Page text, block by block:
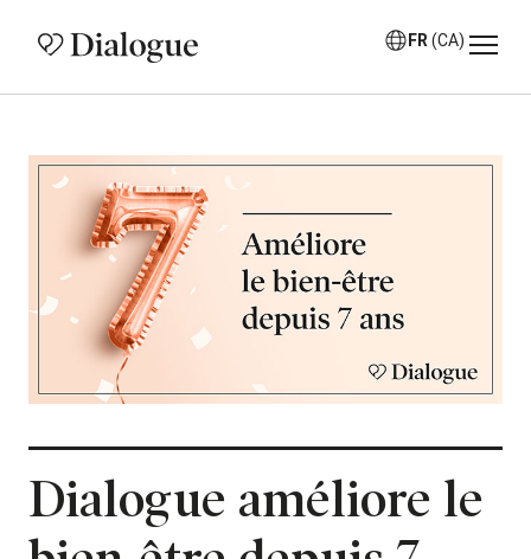
FR (CA)
Dialogue améliore le